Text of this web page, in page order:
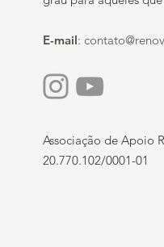
E-mail:
Associação de Apoio
20.770.102/0001-01